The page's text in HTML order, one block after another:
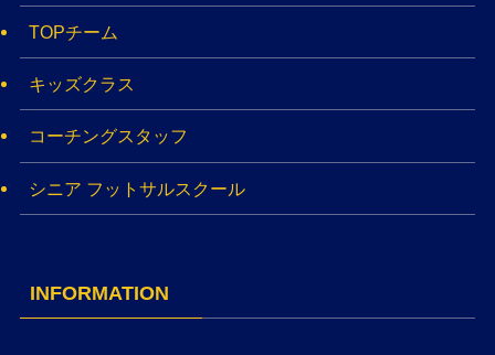
TOPチーム
キッズクラス
コーチングスタッフ
シニア フットサルスクール
INFORMATION